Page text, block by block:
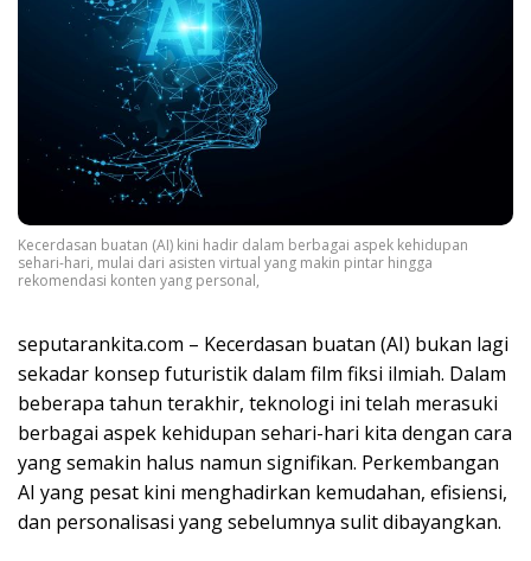
Kecerdasan buatan (AI) kini hadir dalam berbagai aspek kehidupan
sehari-hari, mulai dari asisten virtual yang makin pintar hingga
rekomendasi konten yang personal,
seputarankita.com – Kecerdasan buatan (AI) bukan lagi
sekadar konsep futuristik dalam film fiksi ilmiah. Dalam
beberapa tahun terakhir, teknologi ini telah merasuki
berbagai aspek kehidupan sehari-hari kita dengan cara
yang semakin halus namun signifikan. Perkembangan
AI yang pesat kini menghadirkan kemudahan, efisiensi,
dan personalisasi yang sebelumnya sulit dibayangkan.